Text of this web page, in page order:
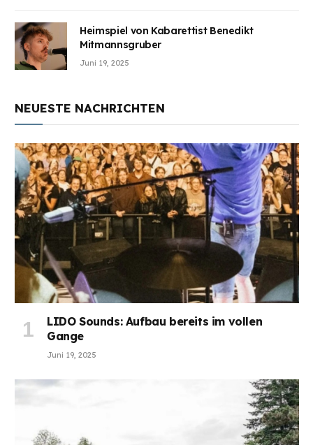
Heimspiel von Kabarettist Benedikt
Mitmannsgruber
Juni 19, 2025
NEUESTE NACHRICHTEN
LIDO Sounds: Aufbau bereits im vollen
Gange
Juni 19, 2025